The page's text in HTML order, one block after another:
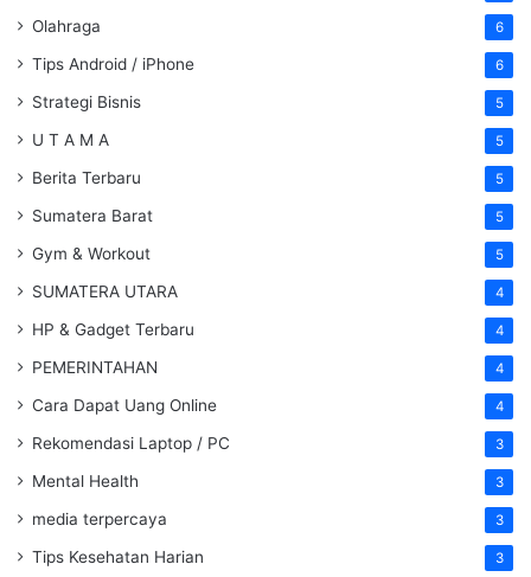
Olahraga 6
Tips Android / iPhone 6
Strategi Bisnis 5
U T A M A 5
Berita Terbaru 5
Sumatera Barat 5
Gym & Workout 5
SUMATERA UTARA 4
HP & Gadget Terbaru 4
PEMERINTAHAN 4
Cara Dapat Uang Online 4
Rekomendasi Laptop / PC 3
Mental Health 3
media terpercaya 3
Tips Kesehatan Harian 3